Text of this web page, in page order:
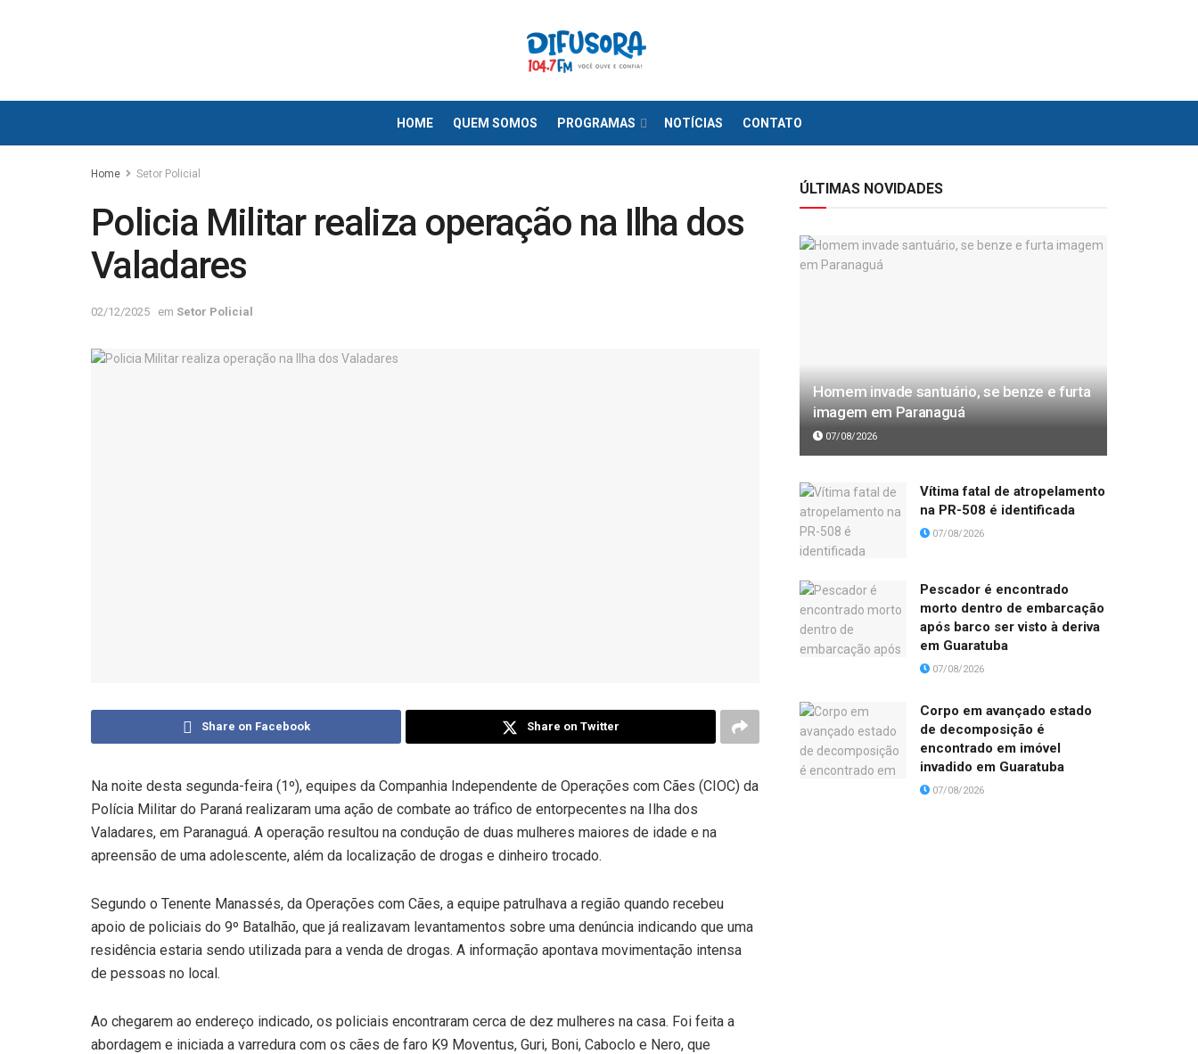
HOME QUEM SOMOS PROGRAMAS NOTÍCIAS CONTATO
Home Setor Policial
Policia Militar realiza operação na Ilha dos
Valadares
02/12/2025 em Setor Policial
Share on Facebook Share on Twitter
Na noite desta segunda-feira (1º), equipes da Companhia Independente de Operações com Cães (CIOC) da
Polícia Militar do Paraná realizaram uma ação de combate ao tráfico de entorpecentes na Ilha dos
Valadares, em Paranaguá. A operação resultou na condução de duas mulheres maiores de idade e na
apreensão de uma adolescente, além da localização de drogas e dinheiro trocado.
Segundo o Tenente Manassés, da Operações com Cães, a equipe patrulhava a região quando recebeu
apoio de policiais do 9º Batalhão, que já realizavam levantamentos sobre uma denúncia indicando que uma
residência estaria sendo utilizada para a venda de drogas. A informação apontava movimentação intensa
de pessoas no local.
Ao chegarem ao endereço indicado, os policiais encontraram cerca de dez mulheres na casa. Foi feita a
abordagem e iniciada a varredura com os cães de faro K9 Moventus, Guri, Boni, Caboclo e Nero, que
ÚLTIMAS NOVIDADES
Homem invade santuário, se benze e furta
imagem em Paranaguá
07/08/2026
Vítima fatal de atropelamento
na PR-508 é identificada
07/08/2026
Pescador é encontrado
morto dentro de embarcação
após barco ser visto à deriva
em Guaratuba
07/08/2026
Corpo em avançado estado
de decomposição é
encontrado em imóvel
invadido em Guaratuba
07/08/2026